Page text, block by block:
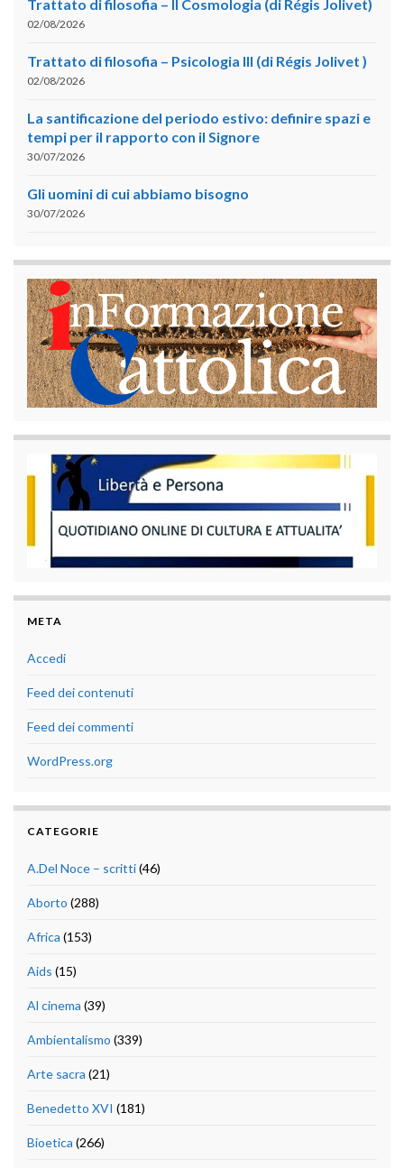
Trattato di filosofia – II Cosmologia (di Régis Jolivet)
02/08/2026
Trattato di filosofia – Psicologia III (di Régis Jolivet )
02/08/2026
La santificazione del periodo estivo: definire spazi e
tempi per il rapporto con il Signore
30/07/2026
Gli uomini di cui abbiamo bisogno
30/07/2026
META
Accedi
Feed dei contenuti
Feed dei commenti
WordPress.org
CATEGORIE
A.Del Noce – scritti(46)
Aborto (288)
Africa (153)
Aids (15)
Al cinema (39)
Ambientalismo (339)
Arte sacra (21)
Benedetto XVI (181)
Bioetica (266)